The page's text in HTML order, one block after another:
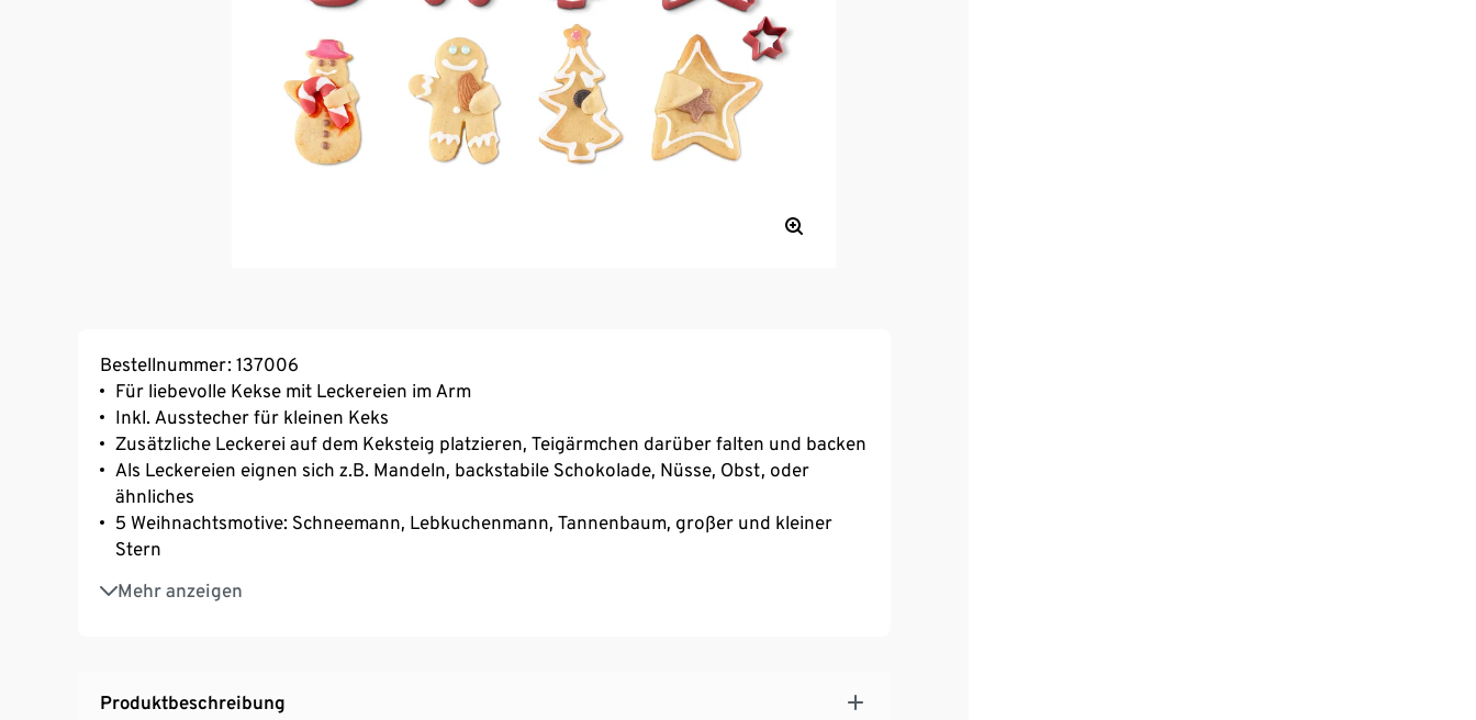
Bestellnummer: 137006
Für liebevolle Kekse mit Leckereien im Arm
Inkl. Ausstecher für kleinen Keks
Zusätzliche Leckerei auf dem Keksteig platzieren, Teigärmchen darüber falten und backen
Als Leckereien eignen sich z.B. Mandeln, backstabile Schokolade, Nüsse, Obst, oder
ähnliches
5 Weihnachtsmotive: Schneemann, Lebkuchenmann, Tannenbaum, großer und kleiner
Stern
Mehr anzeigen
Besonders toll für das Backen mit Kindern
Küchenhelfer aus hochwertigem Edelstahl
Produktbeschreibung